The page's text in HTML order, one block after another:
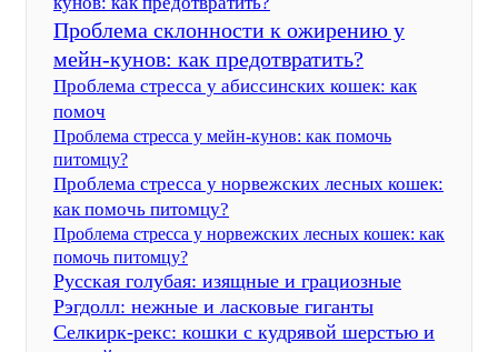
Проблема склонности к ожирению у
мейн-кунов: как предотвратить?
Проблема стресса у абиссинских кошек: как
помоч
Проблема стресса у мейн-кунов: как помочь
питомцу?
Проблема стресса у норвежских лесных кошек:
как помочь питомцу?
Проблема стресса у норвежских лесных кошек: как
помочь питомцу?
Русская голубая: изящные и грациозные
Рэгдолл: нежные и ласковые гиганты
Селкирк-рекс: кошки с кудрявой шерстью и